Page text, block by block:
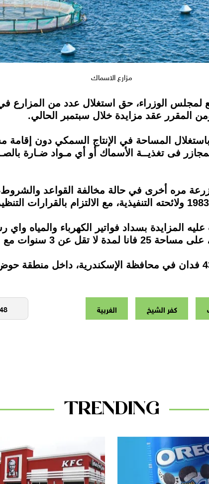
مزارع الاسماك
لمجلس الوزراء، حق استغلال عدد من
المساحة في الإنتاج السمكي دون إقامة
فى تغذيــة الأسماك أو أي مـواد ضـارة
مره أخرى في حالة مخالفة القواعد
المزايدة بسداد فواتير الكهرباء والمياه
بزيادة قيمة الايجار الى 5%.
كفر الشيخ الغربية
TRENDING